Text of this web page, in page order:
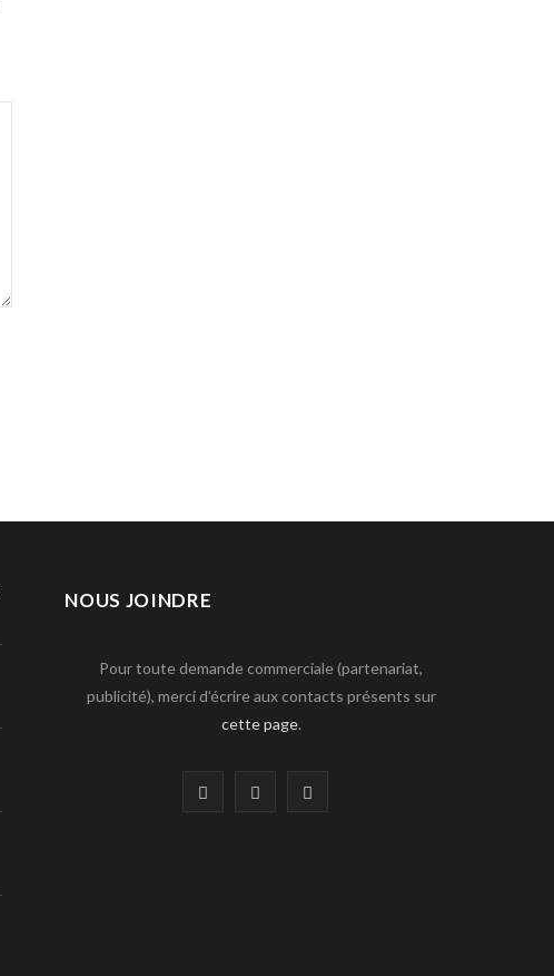
NOUS JOINDRE
Pour toute demande commerciale (partenariat,
publicité), merci d’écrire aux contacts présents sur
cette page.